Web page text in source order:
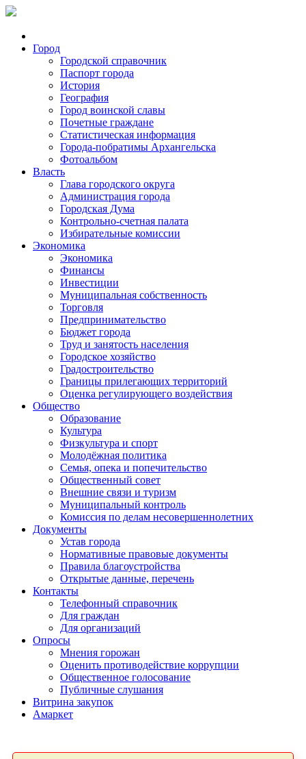
Город
Городской справочник
Паспорт города
История
География
Город воинской славы
Почетные граждане
Статистическая информация
Города-побратимы Архангельска
Фотоальбом
Власть
Глава городского округа
Администрация города
Городская Дума
Контрольно-счетная палата
Избирательные комиссии
Экономика
Экономика
Финансы
Инвестиции
Муниципальная собственность
Торговля
Предпринимательство
Бюджет города
Труд и занятость населения
Городское хозяйство
Градостроительство
Границы прилегающих территорий
Оценка регулирующего воздействия
Общество
Образование
Культура
Физкультура и спорт
Молодёжная политика
Семья, опека и попечительство
Общественный совет
Внешние связи и туризм
Муниципальный контроль
Комиссия по делам несовершеннолетних
Документы
Устав города
Нормативные правовые документы
Правила благоустройства
Открытые данные, перечень
Контакты
Телефонный справочник
Для граждан
Для организаций
Опросы
Мнения горожан
Оценить противодействие коррупции
Общественное голосование
Публичные слушания
Витрина закупок
Амаркет